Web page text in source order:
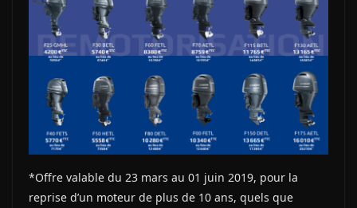
*Offre valable du 23 mars au 01 juin 2019, pour la
reprise d’un moteur de plus de 10 ans, quels que